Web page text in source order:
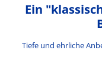
Ein
Tiefe und ehrliche